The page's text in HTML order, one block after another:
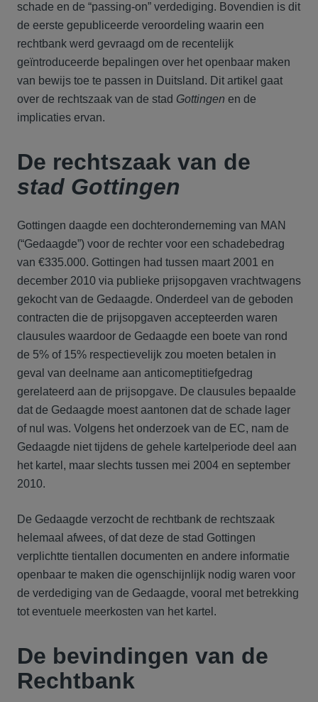
schade en de “passing-on” verdediging. Bovendien is dit
de eerste gepubliceerde veroordeling waarin een
rechtbank werd gevraagd om de recentelijk
geïntroduceerde bepalingen over het openbaar maken
van bewijs toe te passen in Duitsland. Dit artikel gaat
over de rechtszaak van de stad Gottingen en de
implicaties ervan.
De rechtszaak van de
stad Gottingen
Gottingen daagde een dochteronderneming van MAN
(“Gedaagde”) voor de rechter voor een schadebedrag
van €335.000. Gottingen had tussen maart 2001 en
december 2010 via publieke prijsopgaven vrachtwagens
gekocht van de Gedaagde. Onderdeel van de geboden
contracten die de prijsopgaven accepteerden waren
clausules waardoor de Gedaagde een boete van rond
de 5% of 15% respectievelijk zou moeten betalen in
geval van deelname aan anticomeptitiefgedrag
gerelateerd aan de prijsopgave. De clausules bepaalde
dat de Gedaagde moest aantonen dat de schade lager
of nul was. Volgens het onderzoek van de EC, nam de
Gedaagde niet tijdens de gehele kartelperiode deel aan
het kartel, maar slechts tussen mei 2004 en september
2010.
De Gedaagde verzocht de rechtbank de rechtszaak
helemaal afwees, of dat deze de stad Gottingen
verplichtte tientallen documenten en andere informatie
openbaar te maken die ogenschijnlijk nodig waren voor
de verdediging van de Gedaagde, vooral met betrekking
tot eventuele meerkosten van het kartel.
De bevindingen van de
Rechtbank